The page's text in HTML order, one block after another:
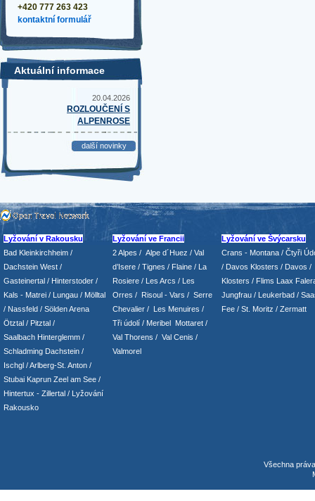
+420 777 263 423
kontaktní formulář
Aktuální informace
20.04.2026
ROZLOUČENÍ S
ALPENROSE
další novinky
Lyžování v Rakousku
Bad Kleinkirchheim /
Dachstein West /
Gasteinertal / Hinterstoder /
Kals - Matrei / Lungau / Mölltal
/ Nassfeld / Sölden Arena
Ötztal / Pitztal /
Saalbach Hinterglemm /
Schladming Dachstein /
Ischgl /Arlberg-St. Anton /
Stubai Kaprun Zeel am See /
Hintertux - Zillertal / Lyžování
Rakousko
Lyžování ve Francii
2 Alpes / Alpe d´Huez / Val
d’Isere / Tignes / Flaine / La
Rosiere / Les Arcs / Les
Orres / Risoul - Vars / Serre
Chevalier / Les Menuires /
Tři údolí / Meribel Mottaret /
Val Thorens / Val Cenis /
Valmorel
Lyžování ve Švýcarsku
Crans - Montana / Čtyři
/ Davos Klosters / Davos /
Klosters / Flims Laax
Jungfrau / Leukerbad /
Fee / St. Moritz / Zermatt
Všechna